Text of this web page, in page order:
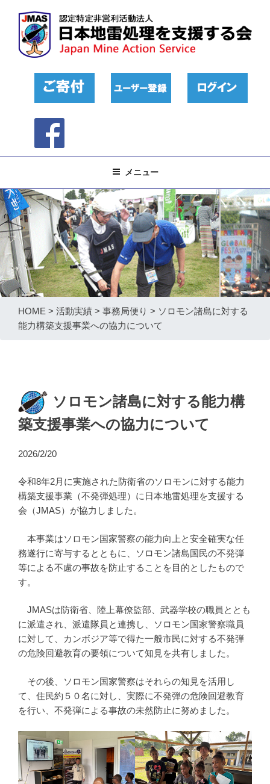
メニュー
HOME > 活動実績 > 事務局便り > ソロモン諸島に対する
能力構築支援事業への協力について
ソロモン諸島に対する能力構
築支援事業への協力について
2026/2/20
令和8年2月に実施された防衛省のソロモンに対する能力
構築支援事業（不発弾処理）に日本地雷処理を支援する
会（JMAS）が協力しました。
本事業はソロモン国家警察の能力向上と安全確実な任
務遂行に寄与するとともに、ソロモン諸島国民の不発弾
等による不慮の事故を防止することを目的としたもので
す。
JMASは防衛省、陸上幕僚監部、武器学校の職員ととも
に派遣され、派遣隊員と連携し、ソロモン国家警察職員
に対して、カンボジア等で得た一般市民に対する不発弾
の危険回避教育の要領について知見を共有しました。
その後、ソロモン国家警察はそれらの知見を活用し
て、住民約５０名に対し、実際に不発弾の危険回避教育
を行い、不発弾による事故の未然防止に努めました。